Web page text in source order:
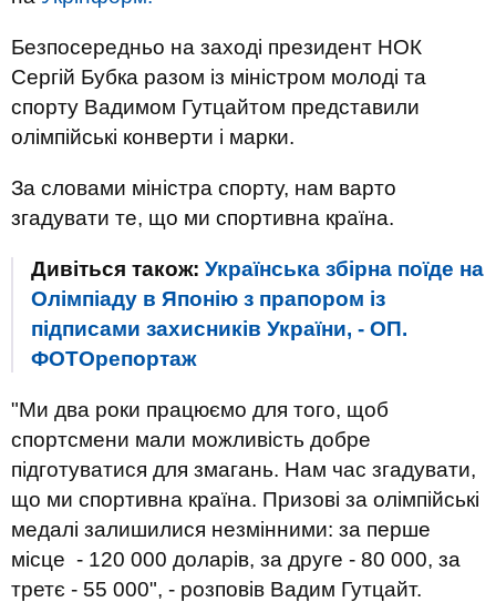
Безпосередньо на заході президент НОК
Сергій Бубка разом із міністром молоді та
спорту Вадимом Гутцайтом представили
олімпійські конверти і марки.
За словами міністра спорту, нам варто
згадувати те, що ми спортивна країна.
Дивіться також: Українська збірна поїде на
Олімпіаду в Японію з прапором із
підписами захисників України, - ОП.
ФОТОрепортаж
"Ми два роки працюємо для того, щоб
спортсмени мали можливість добре
підготуватися для змагань. Нам час згадувати,
що ми спортивна країна. Призові за олімпійські
медалі залишилися незмінними: за перше
місце - 120 000 доларів, за друге - 80 000, за
третє - 55 000", - розповів Вадим Гутцайт.